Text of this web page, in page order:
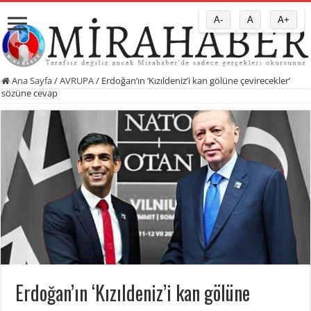
Ana Sayfa/AVRUPA/ Erdoğan’ın ‘Kızıldeniz’i kan gölüne çevirecekler’
sözüne cevap
Erdoğan’ın ‘Kızıldeniz’i kan gölüne
A- A A+